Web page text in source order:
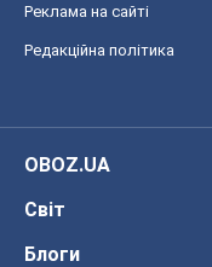
Реклама на сайті
Редакційна політика
OBOZ.UA
Світ
Блоги